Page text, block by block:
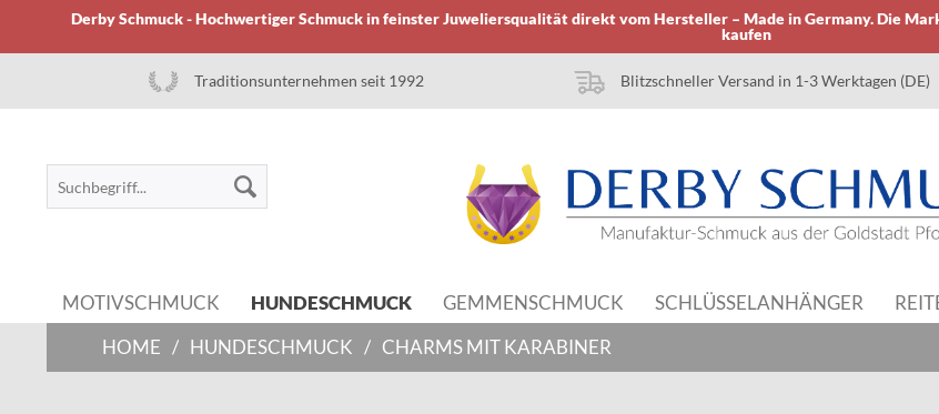
Derby Schmuck - Hochwertiger Schmuck in feinster Juweliersqualität direkt vom Hersteller – Made in Germany. Die
kaufen
Traditionsunternehmen seit 1992 Blitzschneller Versand in 1-3 Werktagen (DE)
MOTIVSCHMUCK HUNDESCHMUCK GEMMENSCHMUCK SCHLÜSSELANHÄNGER
HOME / HUNDESCHMUCK / CHARMS MIT KARABINER